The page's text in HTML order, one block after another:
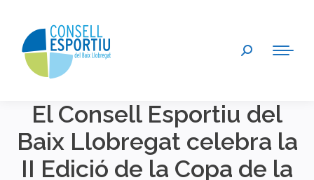
Search:
El Consell Esportiu del
Baix Llobregat celebra la
II Edició de la Copa de la